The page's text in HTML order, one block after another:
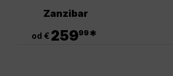
Zanzibar
od € 25999*